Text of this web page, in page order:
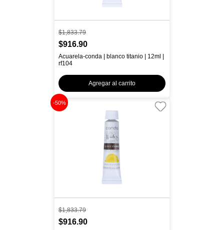
$1,833.79
$916.90
Acuarela-conda | blanco titanio | 12ml |
rf104
Agregar al carrito
-50%
$1,833.79
$916.90